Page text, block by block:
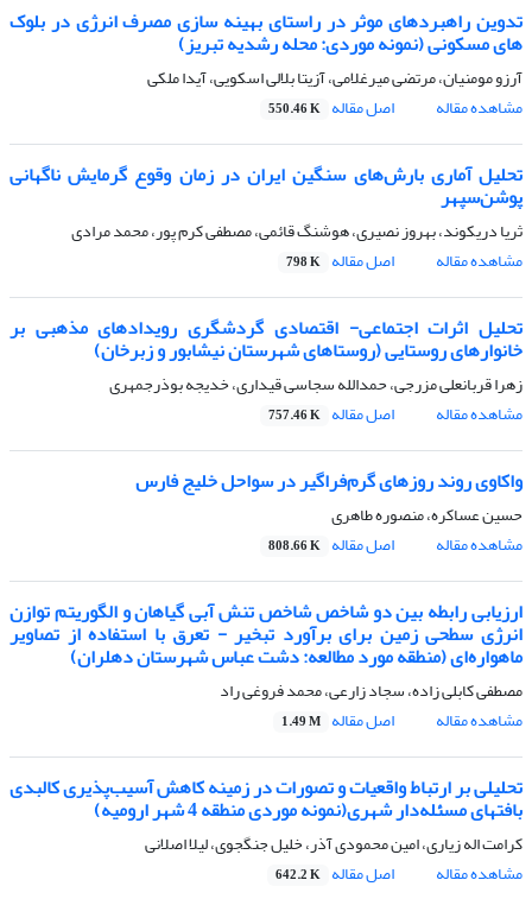
تدوین راهبردهای موثر در راستای بهینه سازی مصرف انرژی در بلوک
های مسکونی (نمونه موردی: محله رشدیه تبریز)
آرزو مومنیان، مرتضی میرغلامی، آزیتا بلالی اسکویی، آیدا ملکی
مشاهده مقاله
اصل مقاله 550.46 K
تحلیل آماری بارش‌های سنگین ایران در زمان وقوع گرمایش ناگهانی
پوشن‌سپهر
ثریا دریکوند، بهروز نصیری، هوشنگ قائمی، مصطفی کرم پور، محمد مرادی
مشاهده مقاله
اصل مقاله 798 K
تحلیل اثرات اجتماعی- اقتصادی گردشگری رویدادهای مذهبی بر
خانوارهای روستایی (روستاهای شهرستان نیشابور و زبرخان)
زهرا قربانعلی مزرجی، حمدالله سجاسی قیداری، خدیجه بوذرجمهری
مشاهده مقاله
اصل مقاله 757.46 K
واکاوی روند روزهای گرم‌فراگیر در سواحل خلیج فارس
حسین عساکره، منصوره طاهری
مشاهده مقاله
اصل مقاله 808.66 K
ارزیابی رابطه بین دو شاخص شاخص تنش آبی گیاهان و الگوریتم توازن
انرژی سطحی زمین برای برآورد تبخیر - تعرق با استفاده از تصاویر
ماهواره‌ای (منطقه مورد مطالعه: دشت عباس شهرستان دهلران)
مصطفی کابلی زاده، سجاد زارعی، محمد فروغی راد
مشاهده مقاله
اصل مقاله 1.49 M
تحلیلی بر ارتباط واقعیات و تصورات در زمینه کاهش آسیب‌پذیری کالبدی
بافتهای مسئله‌دار شهری(نمونه موردی منطقه 4 شهر ارومیه)
کرامت اله زیاری، امین محمودی آذر، خلیل جنگجوی، لیلا اصلانی
مشاهده مقاله
اصل مقاله 642.2 K